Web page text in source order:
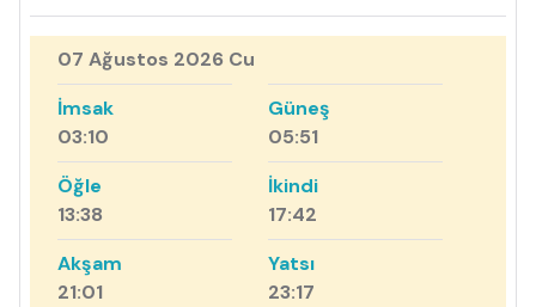
07 Ağustos 2026 Cu
İmsak
03:10
Güneş
05:51
Öğle
13:38
İkindi
17:42
Akşam
21:01
Yatsı
23:17